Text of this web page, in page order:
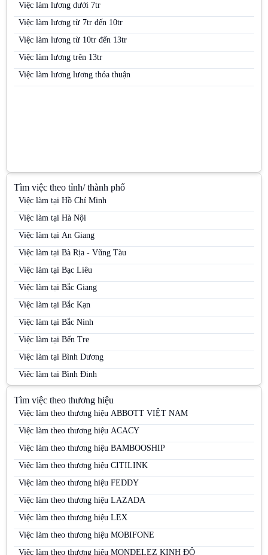
Việc làm Việc làm kho vận
Việc làm Việc làm sinh viên
Việc làm Việc làm thời vụ
Việc làm Việc làm văn phòng
Việc làm lương dưới 7tr
Việc làm lương từ 7tr đến 10tr
Việc làm lương từ 10tr đến 13tr
Việc làm lương trên 13tr
Việc làm lương lương thỏa thuận
Tìm việc theo tỉnh/ thành phố
Việc làm tại Hồ Chí Minh
Việc làm tại Hà Nội
Việc làm tại An Giang
Việc làm tại Bà Rịa - Vũng Tàu
Việc làm tại Bạc Liêu
Việc làm tại Bắc Giang
Việc làm tại Bắc Kạn
Việc làm tại Bắc Ninh
Việc làm tại Bến Tre
Việc làm tại Bình Dương
Việc làm tại Bình Định
Việc làm tại Bình Thuận
Việc làm tại Cà Mau
Việc làm tại Cao Bằng
Việc làm tại Cần Thơ
Việc làm tại Đà Nẵng
Việc làm tại Đắk Lắk
Việc làm tại Đắk Nông
Việc làm tại Điện Biên
Việc làm tại Đồng Nai
Tìm việc theo thương hiệu
Việc làm theo thương hiệu ABBOTT VIỆT NAM
Việc làm theo thương hiệu ACACY
Việc làm theo thương hiệu BAMBOOSHIP
Việc làm theo thương hiệu CITILINK
Việc làm theo thương hiệu FEDDY
Việc làm theo thương hiệu LAZADA
Việc làm theo thương hiệu LEX
Việc làm theo thương hiệu MOBIFONE
Việc làm theo thương hiệu MONDELEZ KINH ĐÔ